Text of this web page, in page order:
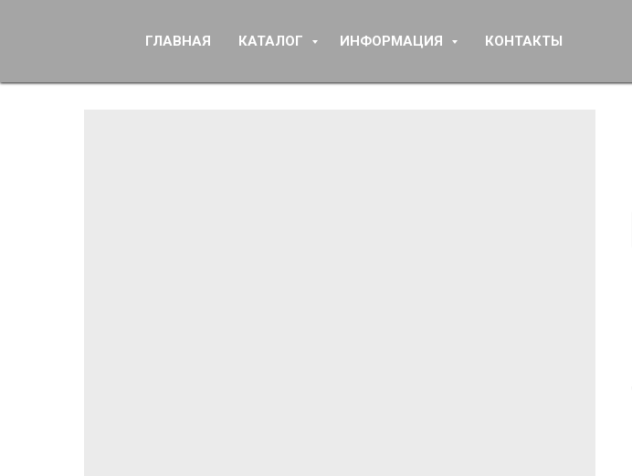
ГЛАВНАЯ КАТАЛОГ ИНФОРМАЦИЯ КОНТАКТЫ